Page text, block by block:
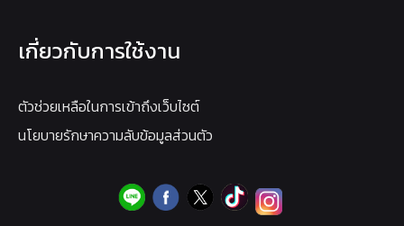
เกี่ยวกับการใช้งาน
ตัวช่วยเหลือในการเข้าถึงเว็บไซต์
นโยบายรักษาความลับข้อมูลส่วนตัว